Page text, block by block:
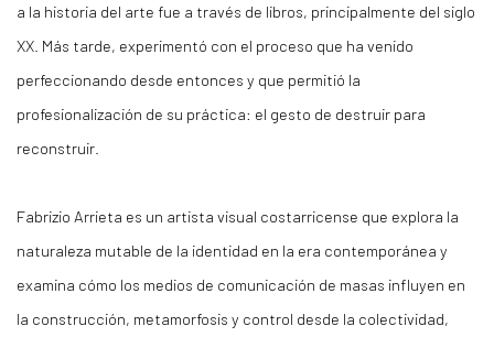
a la historia del arte fue a través de libros, principalmente del siglo
XX. Más tarde, experimentó con el proceso que ha venido
perfeccionando desde entonces y que permitió la
profesionalización de su práctica: el gesto de destruir para
reconstruir.
Fabrizio Arrieta es un artista visual costarricense que explora la
naturaleza mutable de la identidad en la era contemporánea y
examina cómo los medios de comunicación de masas influyen en
la construcción, metamorfosis y control desde la colectividad,